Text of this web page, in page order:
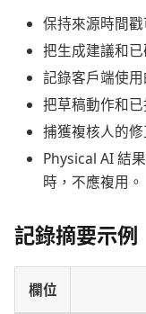
保持來源時間戳
把生成建議和
記錄客戶端使
把草稿動作和
捕獲複核人的
Physical AI 結
時，不應複用。
記錄摘要示例
欄位